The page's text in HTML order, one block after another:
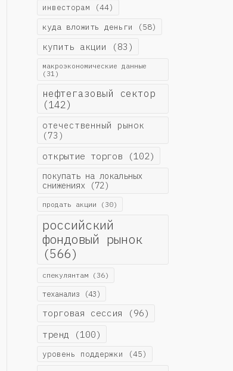
инвесторам (44)
куда вложить деньги (58)
купить акции (83)
макроэкономические данные
(31)
нефтегазовый сектор
(142)
отечественный рынок
(73)
открытие торгов (102)
покупать на локальных
снижениях(72)
продать акции (30)
российский
фондовый рынок
(566)
спекулянтам(36)
теханализ (43)
торговая сессия (96)
тренд (100)
уровень поддержки (45)